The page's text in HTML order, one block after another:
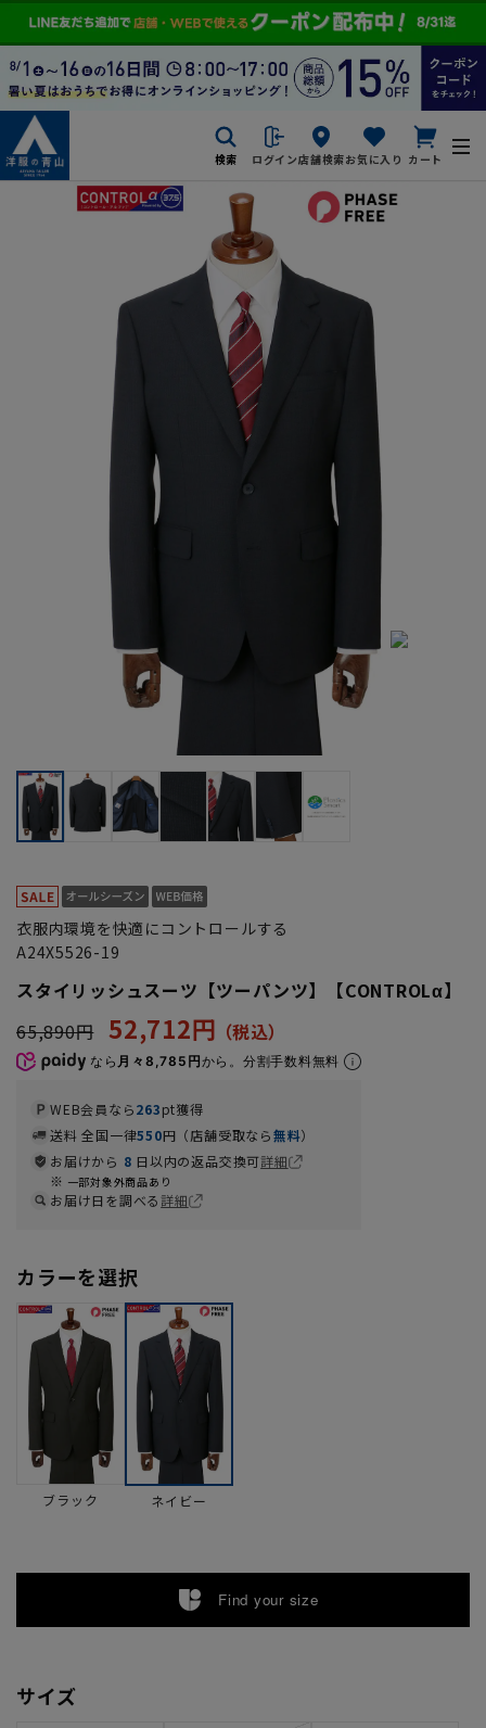
検索 ログイン店舗検索お気に入り カート
衣服内環境を快適にコントロールする
A24X5526-19
スタイリッシュスーツ【ツーパンツ】【CONTROLα】
65,890円 52,712円
なら 月々8,785円から。分割手数料無料
WEB会員なら263pt獲得
送料 全国一律550円（店舗受取なら無料）
お届けから 8 日以内の返品交換可詳細
一部対象外商品あり
お届け日を調べる詳細
カラーを選択
ブラック ネイビー
Find your size
サイズ